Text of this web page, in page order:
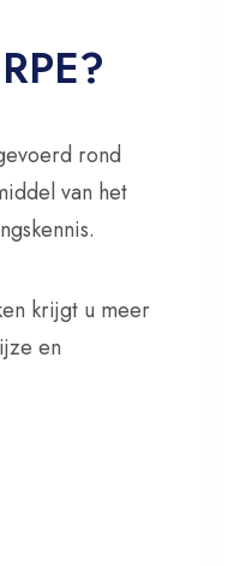
rond
van het
krijgt u meer
en